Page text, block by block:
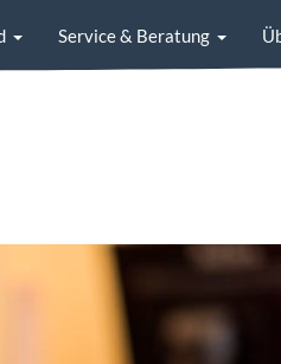
Service & Beratung